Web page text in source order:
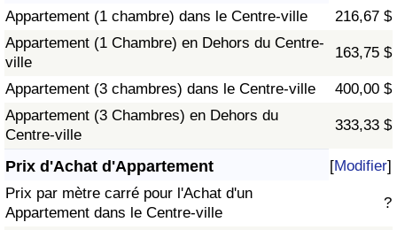
Appartement (1 chambre) dans le Centre-ville
216,67 $
Appartement (1 Chambre) en Dehors du Centre-
ville
163,75 $
Appartement (3 chambres) dans le Centre-ville
400,00 $
Appartement (3 Chambres) en Dehors du
Centre-ville
333,33 $
Prix d'Achat d'Appartement [Modifier]
Prix par mètre carré pour l'Achat d'un
Appartement dans le Centre-ville
?